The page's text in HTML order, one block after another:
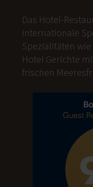
Das Hotel-
internationale
Spezialitäten
Hotel Gerichte
frischen